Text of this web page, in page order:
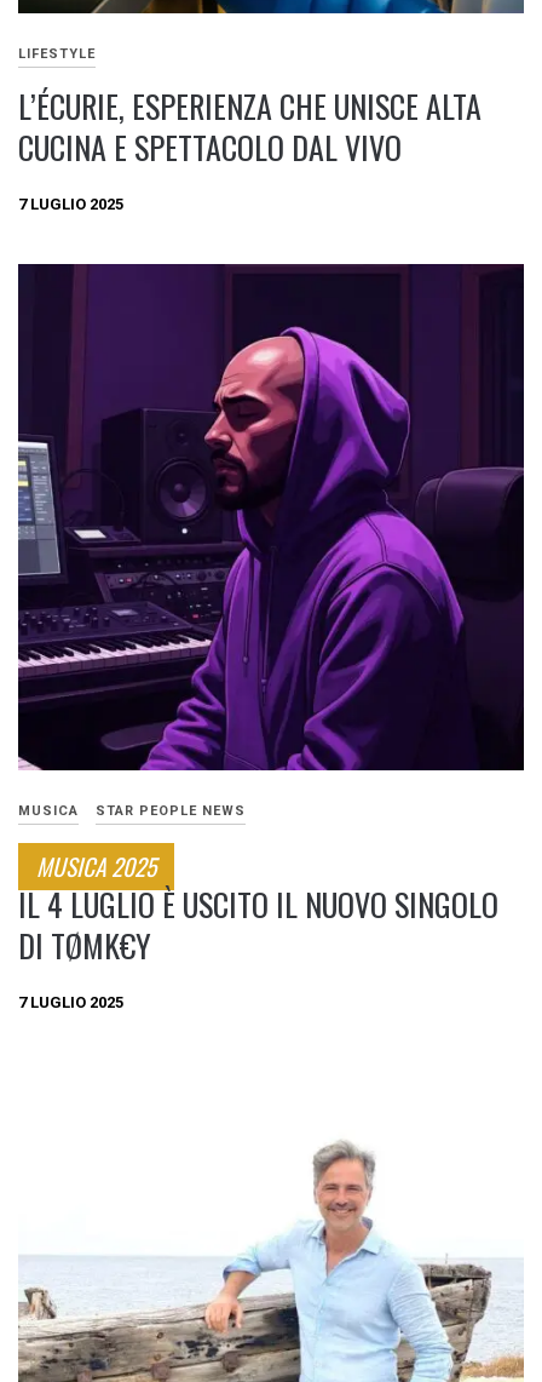
LIFESTYLE
L’ÉCURIE, ESPERIENZA CHE UNISCE ALTA
CUCINA E SPETTACOLO DAL VIVO
7 LUGLIO 2025
MUSICA STAR PEOPLE NEWS
MUSICA 2025
IL 4 LUGLIO È USCITO IL NUOVO SINGOLO
DI TØMK€Y
7 LUGLIO 2025